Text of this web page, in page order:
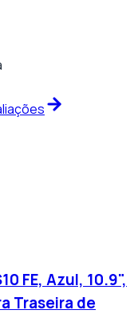
FE, Azul, 10.9",
Traseira de